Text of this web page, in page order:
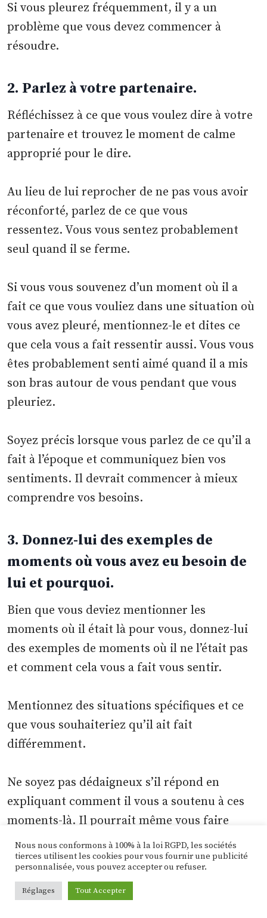
Si vous pleurez fréquemment, il y a un
problème que vous devez commencer à
résoudre.
2. Parlez à votre partenaire.
Réfléchissez à ce que vous voulez dire à votre
partenaire et trouvez le moment de calme
approprié pour le dire.
Au lieu de lui reprocher de ne pas vous avoir
réconforté, parlez de ce que vous
ressentez. Vous vous sentez probablement
seul quand il se ferme.
Si vous vous souvenez d’un moment où il a
fait ce que vous vouliez dans une situation où
vous avez pleuré, mentionnez-le et dites ce
que cela vous a fait ressentir aussi. Vous vous
êtes probablement senti aimé quand il a mis
son bras autour de vous pendant que vous
pleuriez.
Soyez précis lorsque vous parlez de ce qu’il a
fait à l’époque et communiquez bien vos
sentiments. Il devrait commencer à mieux
comprendre vos besoins.
3. Donnez-lui des exemples de
moments où vous avez eu besoin de
lui et pourquoi.
Bien que vous deviez mentionner les
moments où il était là pour vous, donnez-lui
des exemples de moments où il ne l’était pas
et comment cela vous a fait vous sentir.
Mentionnez des situations spécifiques et ce
que vous souhaiteriez qu’il ait fait
différemment.
Ne soyez pas dédaigneux s’il répond en
expliquant comment il vous a soutenu à ces
moments-là. Il pourrait même vous faire
remarquer qu’il vous montre son soutien
d’une manière à laquelle vous n’aviez même
pas pensé. Dans tous les cas, essayez
d’expliquer pourquoi vous avez besoin qu’il se
Nous nous conformons à 100% à la loi RGPD, les sociétés
tierces utilisent les cookies pour vous fournir une publicité
personnalisée, vous pouvez accepter ou refuser.
Réglages Tout Accepter